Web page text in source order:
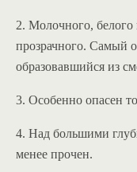
2. Молочного, белого
прозрачного. Самый
образовавшийся из
3. Особенно опасен
4. Над большими
менее прочен.